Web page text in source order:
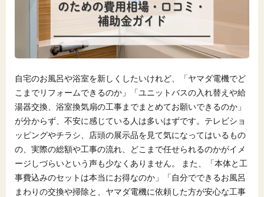
自宅のお風呂や浴室を新しくしたいけれど、「ヤマダ電機でど
こまでリフォームできるのか」「ユニットバスの入れ替えや給
湯器交換、浴室換気扇の工事までまとめてお願いできるのか」
が分からず、不安に感じている人は多いはずです。テレビショ
ッピングやチラシ、店頭の展示品を見て気になってはいるもの
の、実際の総額や工事の流れ、どこまで任せられるのかがイメ
ージしづらいという声も少なくありません。 また、「本体と工
事費込みのセットは本当にお得なのか」「自分でできるお風呂
まわりの交換や掃除と、ヤマダ電機に依頼した方が安心な工事